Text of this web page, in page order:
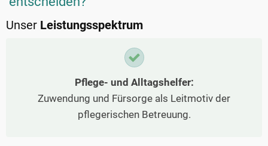
Unser Leistungsspektrum
Pflege- und Alltagshelfer:
Zuwendung und Fürsorge als Leitmotiv der
pflegerischen Betreuung.